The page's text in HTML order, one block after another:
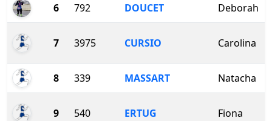
6 792 DOUCET Deborah
7 3975 CURSIO Carolina
8 339 MASSART Natacha
9 540 ERTUG Fiona